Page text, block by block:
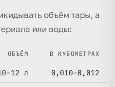
объём тары, а
или воды:
ОБЪЁМ В КУБОМЕТРАХ
л 0,010–0,012